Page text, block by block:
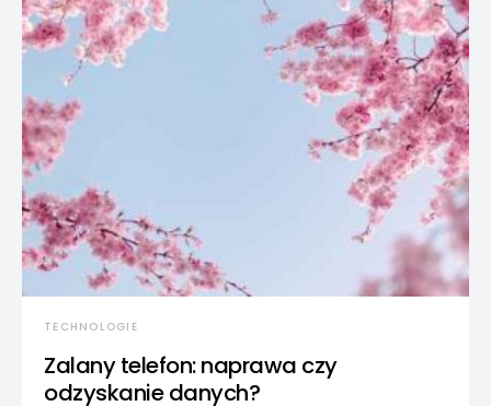
TECHNOLOGIE
Zalany telefon: naprawa czy
odzyskanie danych?